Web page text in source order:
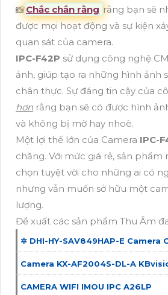
📸Chắc chắn rằng rằng bạn sẽ
được mọi hoạt động và sự kiện
quan sát của camera.
IPC-F42P sử dụng công nghệ
ảnh, giúp tạo ra những hình ảnh
chân thực. Sự đáng tin cậy của
hơn rằng bạn sẽ có được hình
và không bị mờ hay nhoè.
Một lợi thế lớn của Camera IPC-
chăng. Với mức giá rẻ, sản phẩm
chọn tuyệt vời cho những ai có
nhưng vẫn muốn sở hữu một
lượng.
Đề xuất các sản phẩm Thu Âm
✲ DHI-HY-SAV849HAP-E Camera
Camera KX-AF2004S-DL-A
CAMERA WIFI IMOU IPC A26LP